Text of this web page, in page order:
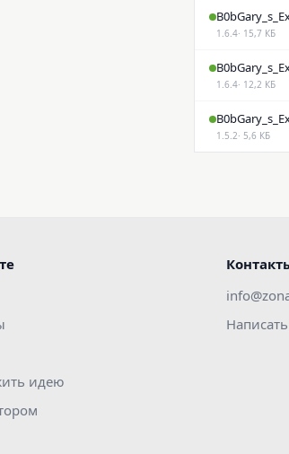
1.6.4· 15,7 КБ
1.6.4· 12,2 КБ
1.5.2· 5,6 КБ
идею